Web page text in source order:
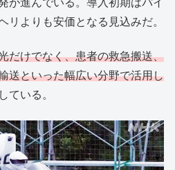
リよりも安価となる見込みだ。
だけでなく、患者の救急搬送、
送といった幅広い分野で活用し
ている。